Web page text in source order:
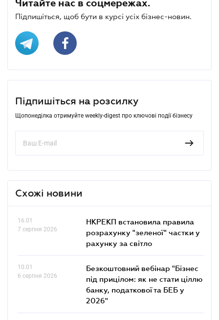
Читайте нас в соцмережах.
Підпишіться, щоб бути в курсі усіх бізнес-новин.
Підпишіться на розсилку
Щопонеділка отримуйте weekly-digest про ключові події бізнесу
Схожі новини
16.01
7 серпня 2026
НКРЕКП встановила правила
розрахунку "зеленої" частки у
рахунку за світло
10.01
6 серпня 2026
Безкоштовний вебінар "Бізнес
під прицілом: як не стати ціллю
банку, податкової та БЕБ у
2026"